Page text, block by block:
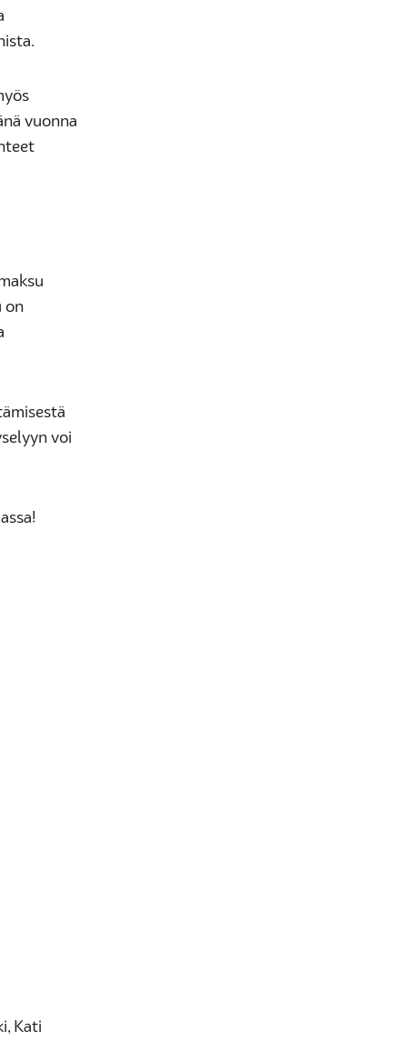
vuonna
on
voi
Kati